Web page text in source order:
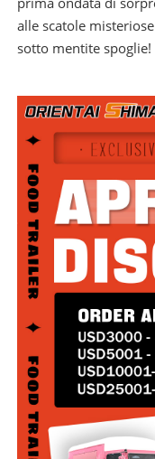
alle scatole
sotto mentite spoglie!